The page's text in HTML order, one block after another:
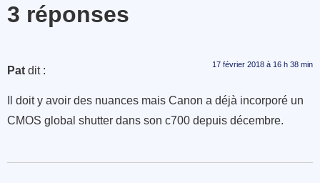
3 réponses
Pat dit : 17 février 2018 à 16 h 38 min
Il doit y avoir des nuances mais Canon a déjà incorporé un
CMOS global shutter dans son c700 depuis décembre.